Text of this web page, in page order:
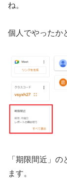
ね。
個人でやったか
「期限間近」
ます。